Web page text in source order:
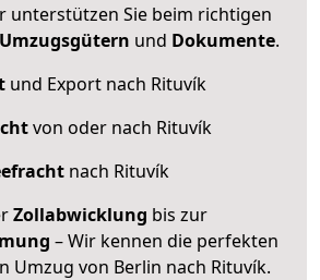
unterstützen Sie beim richtigen
Umzugsgütern und Dokumente.
und Export nach Rituvík
von oder nach Rituvík
nach Rituvík
Zollabwicklung bis zur
– Wir kennen die perfekten
Umzug von Berlin nach Rituvík.